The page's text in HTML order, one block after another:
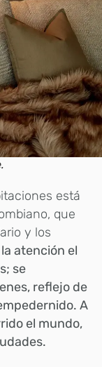
está
que
y los
atención el
se
reflejo de
A
el mundo,